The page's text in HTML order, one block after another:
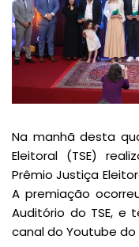
Na manhã desta
Eleitoral (TSE)
Prêmio Justiça
A premiação
Auditório do TSE, e
canal do Youtube do